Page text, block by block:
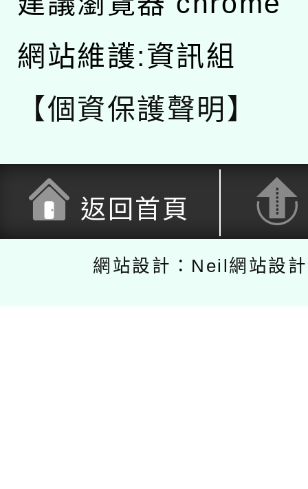
網站維護:資訊組
【個資保護聲明】
返回首頁
網站設計：Neil網站設